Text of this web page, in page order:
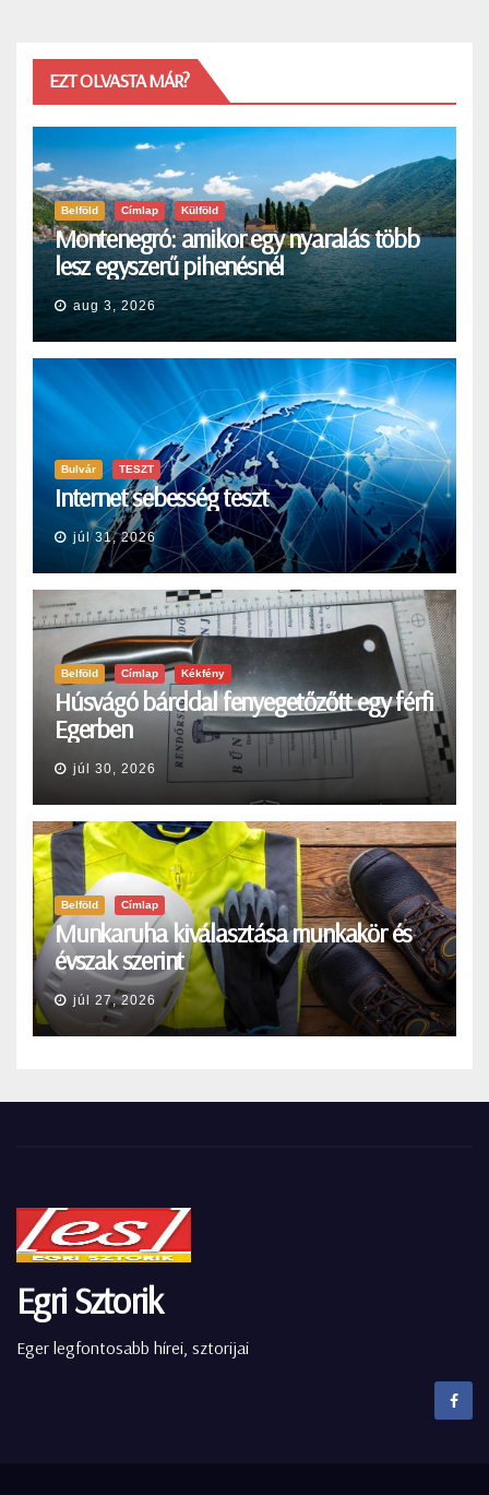
EZT OLVASTA MÁR?
Belföld Címlap Külföld
Montenegró: amikor egy nyaralás több
lesz egyszerű pihenésnél
aug 3, 2026
Bulvár TESZT
Internet sebesség teszt
júl 31, 2026
Belföld Címlap Kékfény
Húsvágó bárddal fenyegetőzőtt egy férfi
Egerben
júl 30, 2026
Belföld Címlap
Munkaruha kiválasztása munkakör és
évszak szerint
júl 27, 2026
Egri Sztorik
Eger legfontosabb hírei, sztorijai